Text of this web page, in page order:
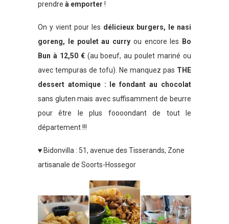
prendre à emporter !
On y vient pour les délicieux burgers, le nasi
goreng, le poulet au curry ou encore les
Bo
Bun à 12,50 €(au boeuf, au poulet mariné ou
avec tempuras de tofu). Ne manquez pas THE
dessert atomique : le fondant au chocolat
sans gluten mais avec suffisamment de beurre
pour être le plus foooondant de tout le
département !!!
♥ Bidonvilla : 51, avenue des Tisserands, Zone
artisanale de Soorts-Hossegor